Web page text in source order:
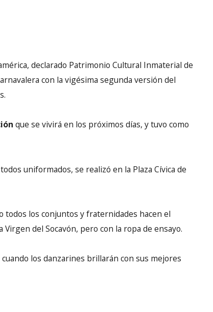
declarado Patrimonio Cultural Inmaterial de
con la vigésima segunda versión del
que se vivirá en los próximos días, y tuvo como
uniformados, se realizó en la Plaza Cívica de
todos los conjuntos y fraternidades hacen el
del Socavón, pero con la ropa de ensayo.
los danzarines brillarán con sus mejores